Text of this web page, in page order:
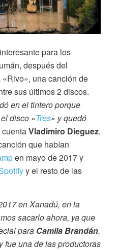
para los
después del
«Rivo», una canción de
sus últimos 2 discos.
en el tintero porque
disco «Tres» y quedó
Vladimiro Dieguez,
que habían
en mayo de 2017 y
y el resto de las
en Xanadú, en la
sacarlo ahora, ya que
para Camila Brandán,
fue una de las productoras